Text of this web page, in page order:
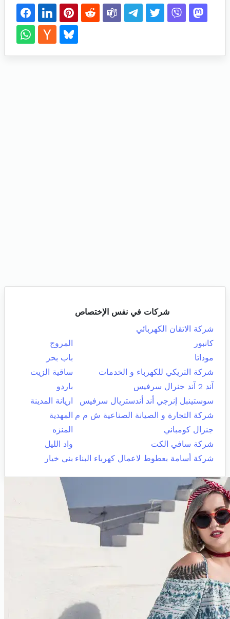
شركات في نفس الإختصاص
شركة الاتقان الكهربائي
كانبور
المروج
موداتا
باب بحر
شركة التريكي للكهرباء و الخدمات
ساقية الزيت
آند 2 آند جنرال سرفيس
باردو
سوستينبل إنرجي أند أندستريال سرفيس
اريانة المدينة
شركة التجارة و الصيانة الصناعية ش م م المهدية
جنرال كومباني
المنزه
شركة سافي الكت
واد الليل
شركة أسامة بعطوط لاعمال كهرباء البناء بني خيار